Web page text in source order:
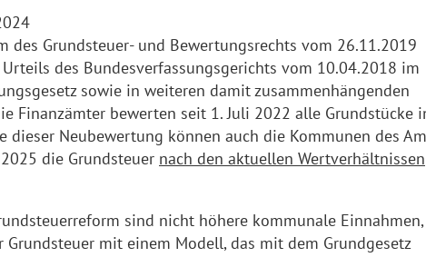
des Grundsteuer- und Bewertungsrechts vom 26.11.2019
des Bundesverfassungsgerichts vom 10.04.2018 im
sowie in weiteren damit zusammenhängenden
Finanzämter bewerten seit 1. Juli 2022 alle Grundstücke
dieser Neubewertung können auch die Kommunen des
die Grundsteuer nach den aktuellen Wertverhältnissen
sind nicht höhere kommunale Einnahmen,
Grundsteuer mit einem Modell, das mit dem Grundgesetz